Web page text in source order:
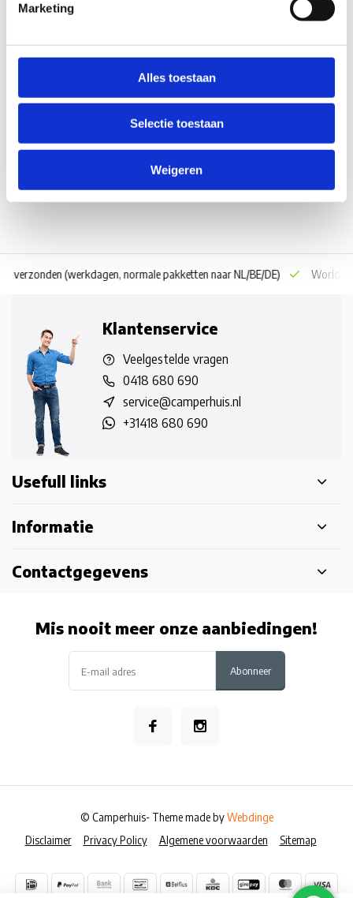
Marketing
Alles toestaan
Selectie toestaan
Weigeren
Premium 21,5 Inch/55cm
€3.304,00
verzonden (werkdagen, normale pakketten naar NL/BE/DE) World
Klantenservice
Veelgestelde vragen
0418 680 690
service@camperhuis.nl
+31418 680 690
Usefull links
Informatie
Contactgegevens
Mis nooit meer onze aanbiedingen!
Abonneer
Disclaimer Privacy Policy Algemene voorwaarden Sitemap
© Camperhuis- Theme made byWebdinge